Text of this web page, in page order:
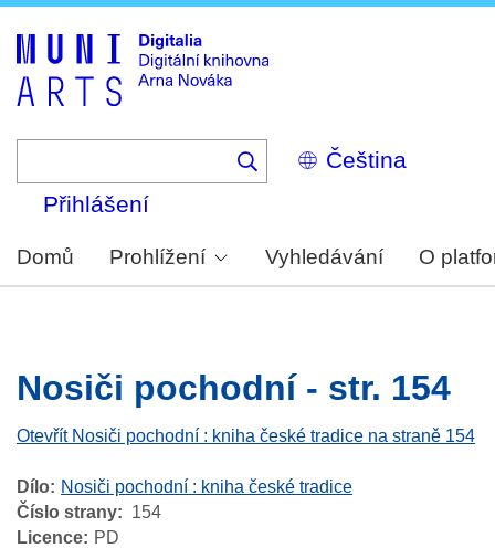
Select
your
Přihlášení
Domů Prohlížení Vyhledávání O
Nosiči pochodní - str. 154
Otevřít Nosiči pochodní : kniha české tradice na straně 154
Dílo
Nosiči pochodní : kniha české tradice
Číslo strany
154
Licence
PD